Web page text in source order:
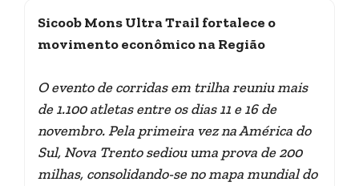
Sicoob Mons Ultra Trail fortalece o
movimento econômico na Região
O evento de corridas em trilha reuniu mais
de 1.100 atletas entre os dias 11 e 16 de
novembro. Pela primeira vez na América do
Sul, Nova Trento sediou uma prova de 200
milhas, consolidando-se no mapa mundial do